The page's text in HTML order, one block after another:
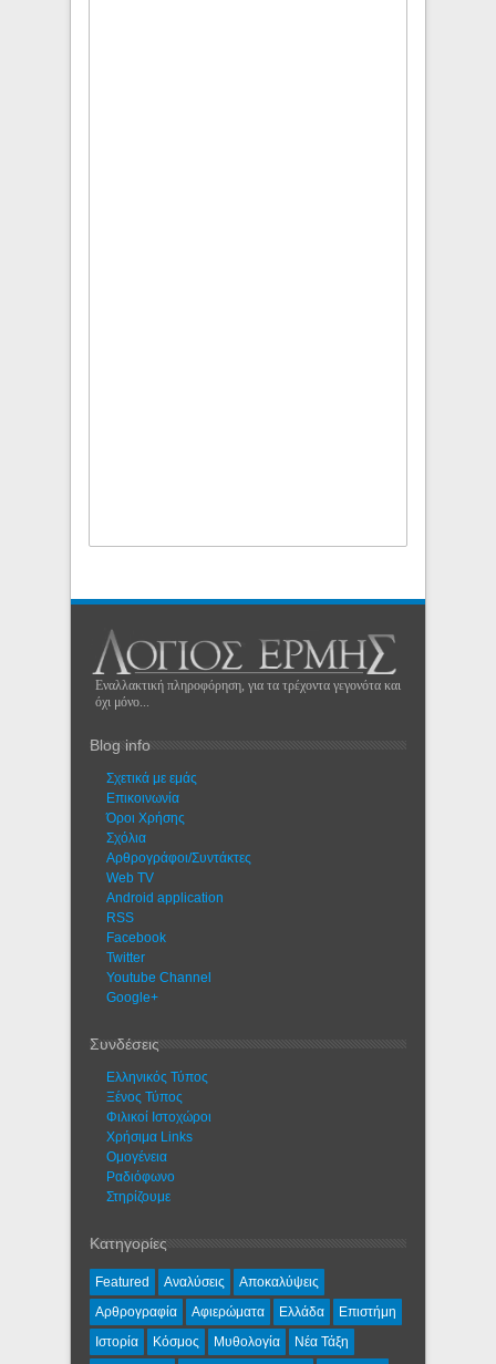
Εναλλακτική πληροφόρηση, για τα τρέχοντα γεγονότα και
όχι μόνο...
Blog info
Σχετικά με εμάς
Eπικοινωνία
Όροι Χρήσης
Σχόλια
Αρθρογράφοι/Συντάκτες
Web TV
Android application
RSS
Facebook
Twitter
Youtube Channel
Google+
Συνδέσεις
Ελληνικός Τύπος
Ξένος Τύπος
Φιλικοί Ιστοχώροι
Χρήσιμα Links
Ομογένεια
Ραδιόφωνο
Στηρίζουμε
Κατηγορίες
Featured Αναλύσεις
Αποκαλύψεις
Αρθρογραφία
Αφιερώματα Ελλάδα
Επιστήμη
Ιστορία
Κόσμος Μυθολογία Νέα Τάξη